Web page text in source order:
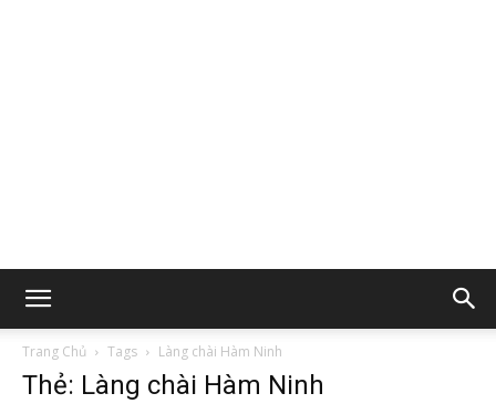
Trang Chủ Tags Làng chài Hàm Ninh
Thẻ: Làng chài Hàm Ninh